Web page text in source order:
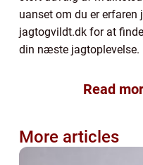
uanset om du er erfaren
jagtogvildt.dk for at
din næste jagtoplevelse.
Read
More articles